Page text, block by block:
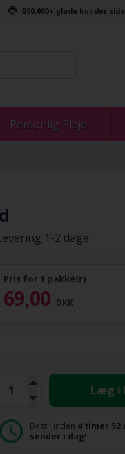
500.000+ glade kunder
Personlig Pleje
1-2 dage
Pris for 1 pakke(r)
69,00 DKK
Læg i
Bestil inden 4 timer
sender i dag!